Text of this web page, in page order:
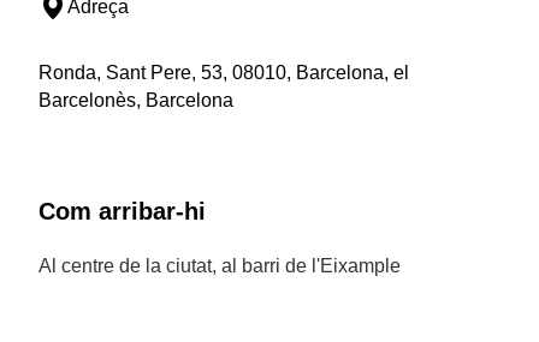
Adreça
Ronda, Sant Pere, 53, 08010, Barcelona, el
Barcelonès, Barcelona
Com arribar-hi
Al centre de la ciutat, al barri de l'Eixample